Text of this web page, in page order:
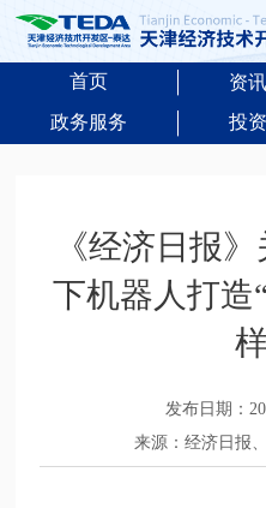
首页 资
政务服务
投
《经济日报
下机器人打造
发布日期：
来源：经济日报